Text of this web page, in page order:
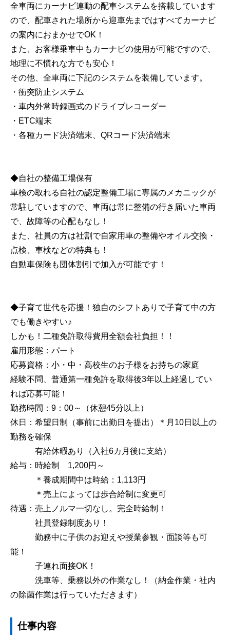
全車両にカーナビ連動の配車システムを搭載しています
ので、配車された場所から迎車先まではすべてカーナビ
の案内におまかせでOK！
また、お客様乗車中もカーナビの使用が可能ですので、
地理に不慣れな方でも安心！
その他、全車両に下記のシステムを装備しています。
・衝突防止システム
・車内外常時録画式のドライブレコーダー
・ETC端末
・各種カード決済端末、QRコード決済端末
◆自社の整備工場保有
車検の取れる自社の認定整備工場に専属のメカニックが
常駐していますので、車両は常に整備の行き届いた車両
で、故障等の心配もなし！
また、社員の方は社割で自家用車の整備やオイル交換・
点検、車検などの特典も！
自動車保険も団体割引で加入が可能です！
◆子育て世代を応援！独自のシフトありで子育て中の方
でも働きやすい♪
しかも！二種免許取得費用全額会社負担！！
雇用形態：パート
応募資格：小・中・高校生のお子様をお持ちの家庭
経験不問、普通第一種免許を取得後3年以上経過してい
れば応募可能！
勤務時間：9：00～（休憩45分以上）
休日：希望日制（事前に出勤日を提出）＊月10日以上の
勤務を確保
有給休暇あり（入社6カ月後に支給）
給与：時給制 1,200円～
＊養成期間中は時給：1,113円
＊売上によっては歩合給制に変更可
待遇：売上ノルマ一切なし。完全時給制！
社員登録制度あり！
勤務中に子供のお迎えや授業参観・面談等も可
能！
子連れ面接OK！
洗車等、乗務以外の作業なし！（納金作業・社内
の除菌作業は行っていただきます）
仕事内容